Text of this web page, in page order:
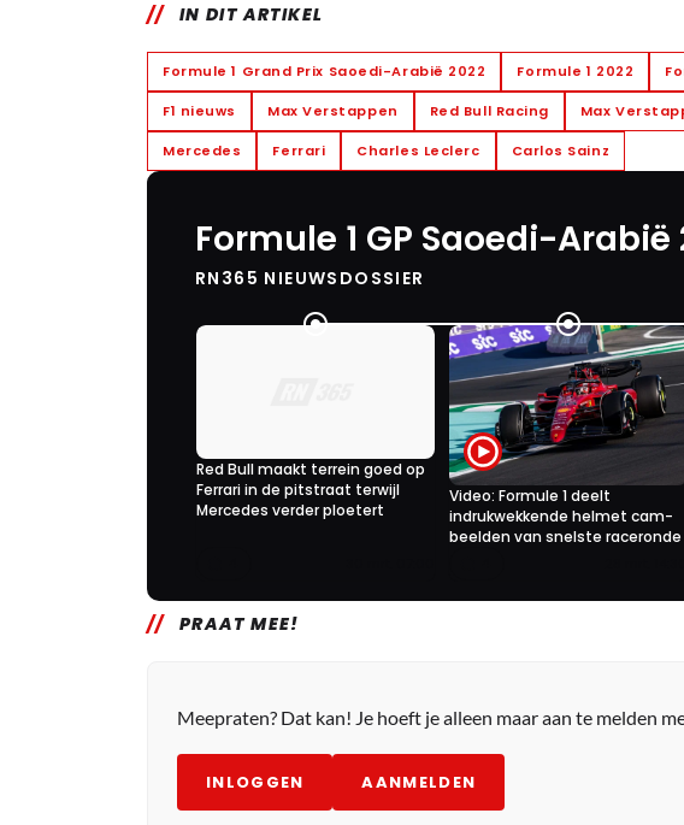
IN DIT ARTIKEL
Formule 1 Grand Prix Saoedi-Arabië 2022 Formule 1 2022
F1 nieuws Max Verstappen Red Bull Racing Max
Mercedes Ferrari Charles Leclerc Carlos Sainz
Formule 1 GP Saoedi-Arabië
RN365 NIEUWSDOSSIER
Red Bull maakt terrein goed op
Ferrari in de pitstraat terwijl
Mercedes verder ploetert
Video: Formule 1 deelt
indrukwekkende helmet cam-
beelden van snelste raceronde
PRAAT MEE!
Meepraten? Dat kan! Je hoeft je alleen maar aan te melden
INLOGGEN AANMELDEN